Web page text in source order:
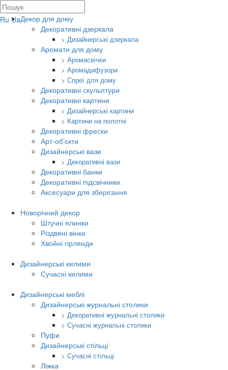
Ru UaДекор для дому
Декоративні дзеркала
> Дизайнерські дзеркала
Аромати для дому
> Аромасвічки
> Аромадифузори
> Спреї для дому
Декоративні скульптури
Декоративні картини
> Дизайнерські картини
> Картини на полотні
Декоративні фрески
Арт-об’єкти
Дизайнерські вази
> Декоративні вази
Декоративні банки
Декоративні підсвічники
Аксесуари для зберігання
Новорічний декор
Штучні ялинки
Різдвяні вінки
Хвойні гірлянди
Дизайнерські килими
Сучасні килими
Дизайнерські меблі
Дизайнерські журнальні столики
> Декоративні журнальні столики
> Сучасні журнальні столики
Пуфи
Дизайнерські стільці
> Сучасні стільці
Ліжка